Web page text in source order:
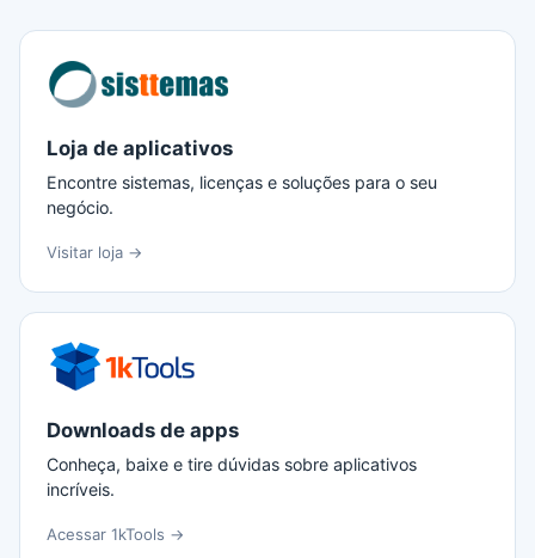
Loja de aplicativos
Encontre sistemas, licenças e soluções para o seu
negócio.
Visitar loja →
Downloads de apps
Conheça, baixe e tire dúvidas sobre aplicativos
incríveis.
Acessar 1kTools →